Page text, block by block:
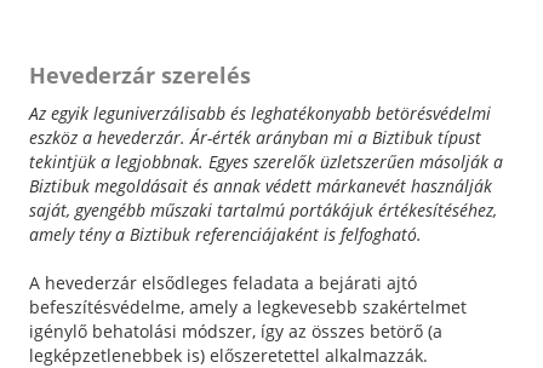
Hevederzár szerelés
Az egyik leguniverzálisabb és leghatékonyabb betörésvédelmi
eszköz a hevederzár. Ár-érték arányban mi a Biztibuk típust
tekintjük a legjobbnak. Egyes szerelők üzletszerűen másolják a
Biztibuk megoldásait és annak védett márkanevét használják
saját, gyengébb műszaki tartalmú portákájuk értékesítéséhez,
amely tény a Biztibuk referenciájaként is felfogható.
A hevederzár elsődleges feladata a bejárati ajtó
befeszítésvédelme, amely a legkevesebb szakértelmet
igénylő behatolási módszer, így az összes betörő (a
legképzetlenebbek is) előszeretettel alkalmazzák.